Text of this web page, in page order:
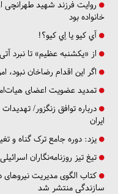
روایت فرزند شهید
خانواده بود
آي كيو يا اِي كيو؟!
از «یکشنبه عظیم» تا نبرد
اگر این اقدام رضاخان نبود،
تمدید عضویت اعضای
درباره توافق زنگزور/
ایران
یزد: دوره جامع ترک گناه و
تیغ تیز روزنامه‌نگاران
کتاب الگوی مدیریت
سازندگی منتشر شد